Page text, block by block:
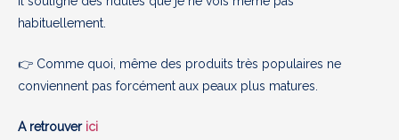
habituellement.
👉 Comme quoi, même des produits très populaires ne
conviennent pas forcément aux peaux plus matures.
A retrouver ici